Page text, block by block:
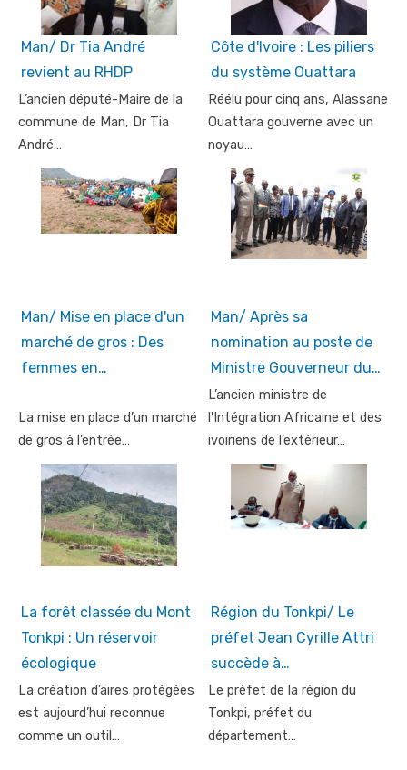
Man/ Dr Tia André
revient au RHDP
L’ancien député-Maire de la
commune de Man, Dr Tia
André…
Côte d'Ivoire : Les piliers
du système Ouattara
Réélu pour cinq ans, Alassane
Ouattara gouverne avec un
noyau…
Man/ Mise en place d'un
marché de gros : Des
femmes en…
La mise en place d’un marché
de gros à l’entrée…
Man/ Après sa
nomination au poste de
Ministre Gouverneur du…
L’ancien ministre de
l'Intégration Africaine et des
ivoiriens de l’extérieur…
La forêt classée du Mont
Tonkpi : Un réservoir
écologique
La création d’aires protégées
est aujourd’hui reconnue
comme un outil…
Région du Tonkpi/ Le
préfet Jean Cyrille Attri
succède à…
Le préfet de la région du
Tonkpi, préfet du
département…